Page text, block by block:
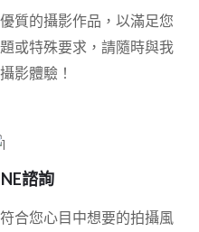
質的攝影作品，以滿足您
或特殊要求，請隨時與我
影體驗！
諮詢
合您心目中想要的拍攝風